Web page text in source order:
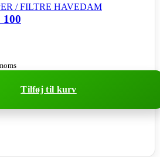
/ FILTRE HAVEDAM
Tilføj til kurv